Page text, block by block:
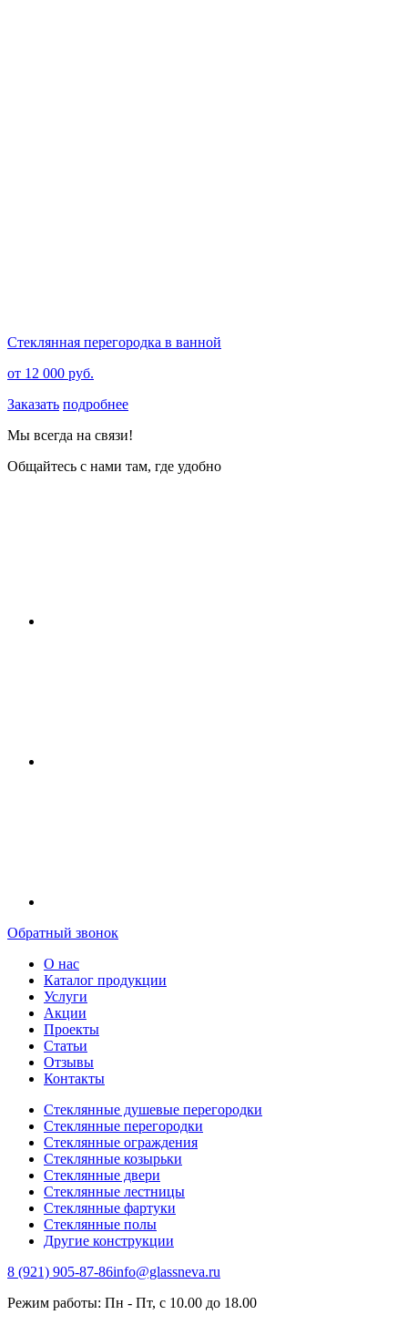
Стеклянная перегородка в ванной
от 12 000 руб.
Заказать подробнее
Мы всегда на связи!
Общайтесь с нами там, где удобно
Обратный звонок
О нас
Каталог продукции
Услуги
Акции
Проекты
Статьи
Отзывы
Контакты
Стеклянные душевые перегородки
Стеклянные перегородки
Стеклянные ограждения
Стеклянные козырьки
Стеклянные двери
Стеклянные лестницы
Стеклянные фартуки
Стеклянные полы
Другие конструкции
8 (921) 905-87-86info@glassneva.ru
Режим работы: Пн - Пт, с 10.00 до 18.00